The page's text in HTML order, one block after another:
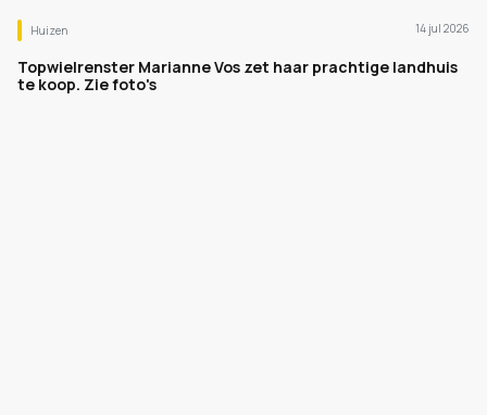
Huizen 14 jul 2026
Topwielrenster Marianne Vos zet haar prachtige landhuis
te koop. Zie foto's